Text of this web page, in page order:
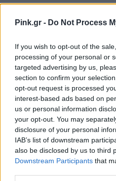
Pink.gr - Do Not Process
If you wish to opt-out of the
processing of your personal or
targeted advertising by us,
section to confirm your
opt-out request is processed
interest-based ads based on
us or personal information
your opt-out. You may
disclosure of your personal
IAB’s list of downstream
also be disclosed by us to third
Downstream Participants that